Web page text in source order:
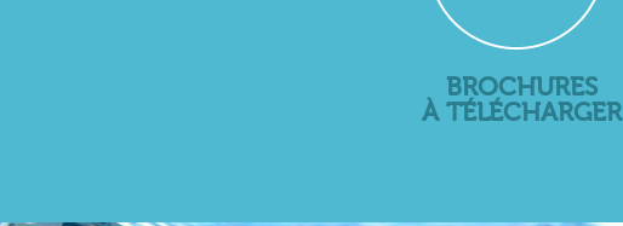
BROCHURES
À TÉLÉCHARGER